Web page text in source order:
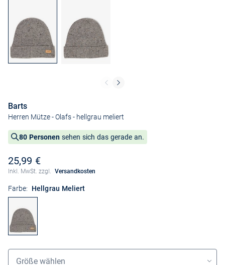
Barts
Herren Mütze - Olafs- hellgrau meliert
80 Personen sehen sich das gerade an.
25,99 €
Inkl. MwSt. zzgl. Versandkosten
Farbe: Hellgrau Meliert
Grössenauswahl
Größe wählen